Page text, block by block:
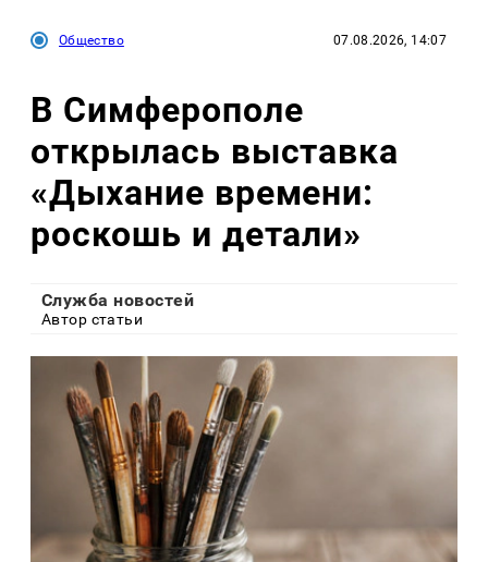
Общество 07.08.2026, 14:07
В Симферополе
открылась выставка
«Дыхание времени:
роскошь и детали»
Служба новостей
Автор статьи